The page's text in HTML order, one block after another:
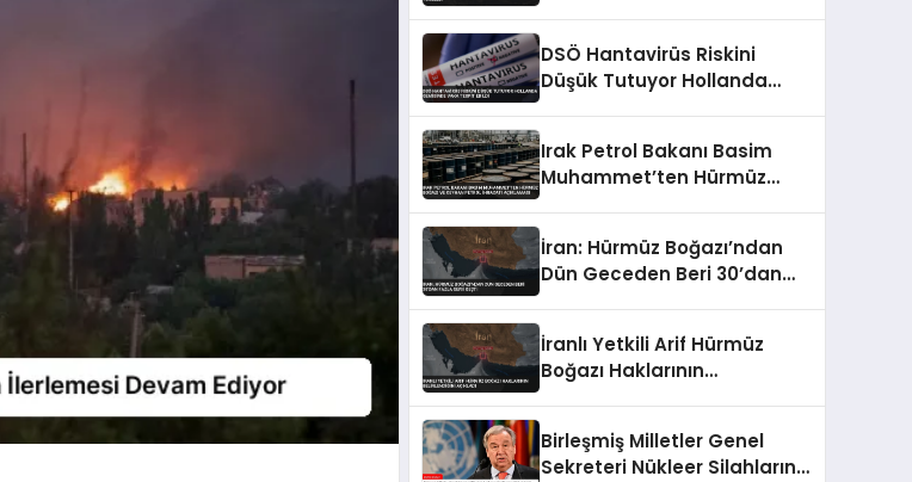
DSÖ Hantavirüs Riskini
Düşük Tutuyor Hollanda
Irak Petrol Bakanı Basim
Muhammet’ten Hürmüz
İran: Hürmüz Boğazı’ndan
Dün Geceden Beri 30’dan
İranlı Yetkili Arif Hürmüz
Boğazı Haklarının
Birleşmiş Milletler Genel
Sekreteri Nükleer Silahların